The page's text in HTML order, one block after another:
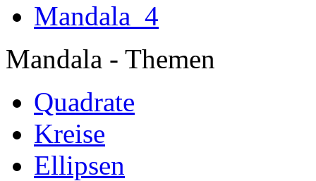
Mandala
Mandala - Themen
Quadrate
Kreise
Ellipsen